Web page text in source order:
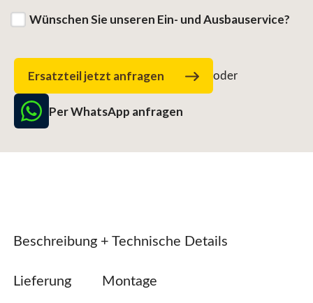
Wünschen Sie unseren Ein- und Ausbauservice?
Ersatzteil jetzt anfragen oder
Per WhatsApp anfragen
Beschreibung + Technische Details
Lieferung Montage